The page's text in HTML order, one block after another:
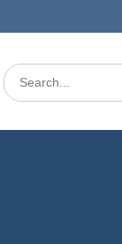
Search
for: